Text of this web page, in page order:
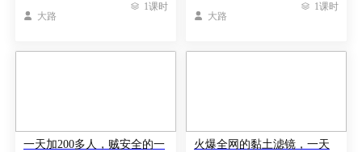
 大路
 1课时
 大路
 1课时
一天加200多人，贼安全的一
火爆全网的黏土滤镜，一天